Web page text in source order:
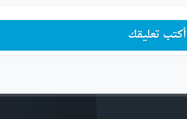
أكتب تعليقك